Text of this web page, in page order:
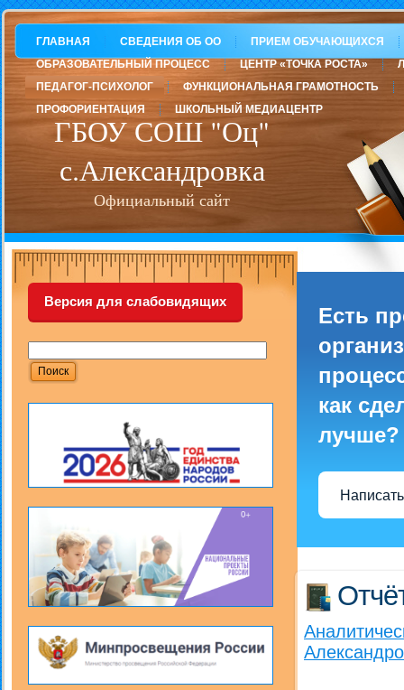
ГБОУ СОШ "Оц"
с.Александровка
Официальный сайт
ГЛАВНАЯ СВЕДЕНИЯ ОБ ОО
ПРИЕМ ОБУЧАЮЩИХСЯ
ОБРАЗОВАТЕЛЬНЫЙ ПРОЦЕСС
ЦЕНТР «ТОЧКА РОСТА»
ПЕДАГОГ-ПСИХОЛОГ
ФУНКЦИОНАЛЬНАЯ ГРАМОТНОСТЬ
ПРОФОРИЕНТАЦИЯ
ШКОЛЬНЫЙ МЕДИАЦЕНТР
Версия для слабовидящих
Есть
как
лучше?